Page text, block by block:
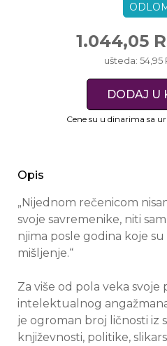
1.044,05
ušteda: 54,95
DODAJ U
Cene su u dinarima sa
Opis
„Nijednom rečenicom
svoje savremenike, niti
njima posle godina koje
mišljenje.“
Za više od pola veka svoje
intelektualnog
je ogroman broj ličnosti iz
književnosti, politike,